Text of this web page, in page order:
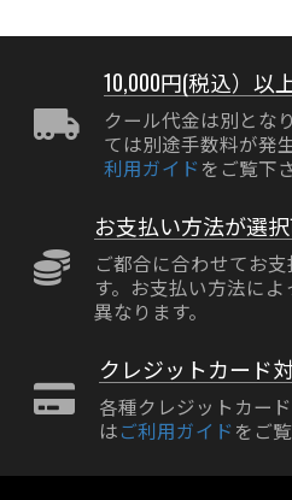
10,000円(税込）以
クール代金は別とな
ては別途手数料が発
利用ガイド をご覧下
お支払い方法が選
ご都合に合わせてお
す。お支払い方法に
異なります。
クレジットカード
各種クレジットカー
はご利用ガイド をご